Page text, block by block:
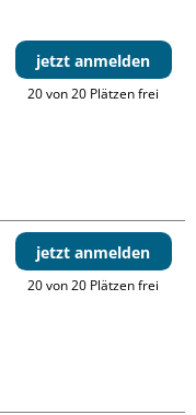
jetzt anmelden
20 von 20 Plätzen frei
jetzt anmelden
20 von 20 Plätzen frei